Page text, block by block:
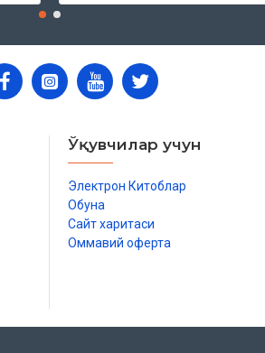
Ўқувчилар учун
Электрон Китоблар
Обуна
Сайт харитаси
Оммавий оферта